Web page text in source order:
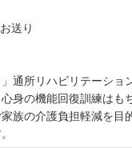
送り
」通所リハビリテーショ
身の機能回復訓練はも
族の介護負担軽減を目